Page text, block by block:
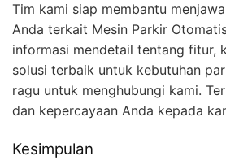
Tim kami siap membantu
Anda terkait Mesin Parkir
informasi mendetail tentang fitur,
solusi terbaik untuk kebutuhan
ragu untuk menghubungi kami.
dan kepercayaan Anda kepada
Kesimpulan